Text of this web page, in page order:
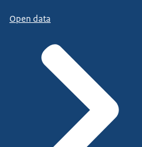
Open data